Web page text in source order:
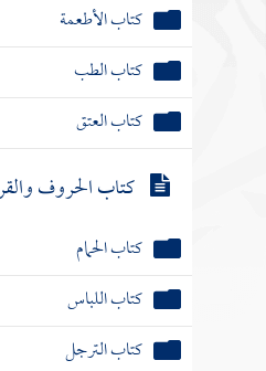
كتاب الأطعمة
كتاب الطب
كتاب العتق
كتاب الحروف
كتاب الحمام
كتاب اللباس
كتاب الترجل